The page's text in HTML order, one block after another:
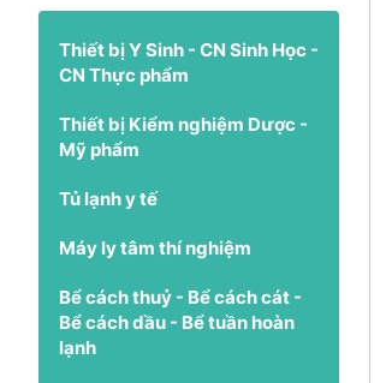
Thiết bị Y Sinh - CN Sinh Học -
CN Thực phẩm
Thiết bị Kiểm nghiệm Dược -
Mỹ phẩm
Tủ lạnh y tế
Máy ly tâm thí nghiệm
Bể cách thuỷ - Bể cách cát -
Bể cách dầu - Bể tuần hoàn
lạnh